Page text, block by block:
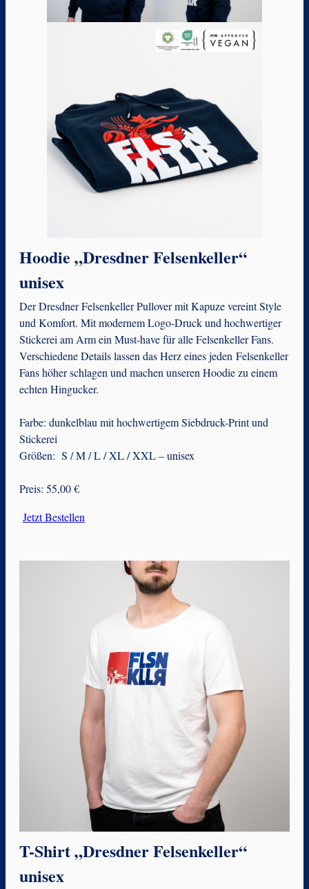
Hoodie „Dresdner Felsenkeller“
unisex
Der Dresdner Felsenkeller Pullover mit Kapuze vereint Style
und Komfort. Mit modernem Logo-Druck und hochwertiger
Stickerei am Arm ein Must-have für alle Felsenkeller Fans.
Verschiedene Details lassen das Herz eines jeden Felsenkeller
Fans höher schlagen und machen unseren Hoodie zu einem
echten Hingucker.
Farbe: dunkelblau mit hochwertigem Siebdruck-Print und
Stickerei
Größen: S / M / L / XL / XXL – unisex
Preis: 55,00 €
Jetzt Bestellen
T-Shirt „Dresdner Felsenkeller“
unisex